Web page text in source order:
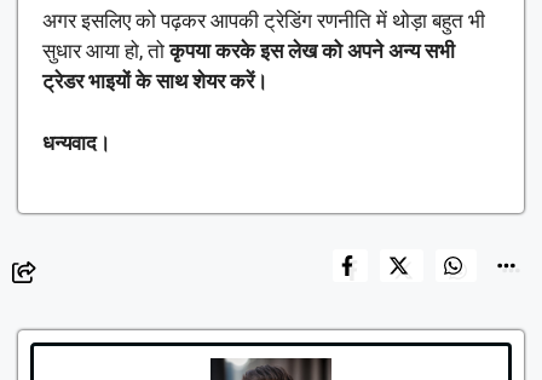
अगर इसलिए को पढ़कर आपकी ट्रेडिंग रणनीति में थोड़ा बहुत भी
सुधार आया हो, तोकृपया करके इस लेख को अपने अन्य सभी
ट्रेडर भाइयों के साथ शेयर करें।
धन्यवाद।